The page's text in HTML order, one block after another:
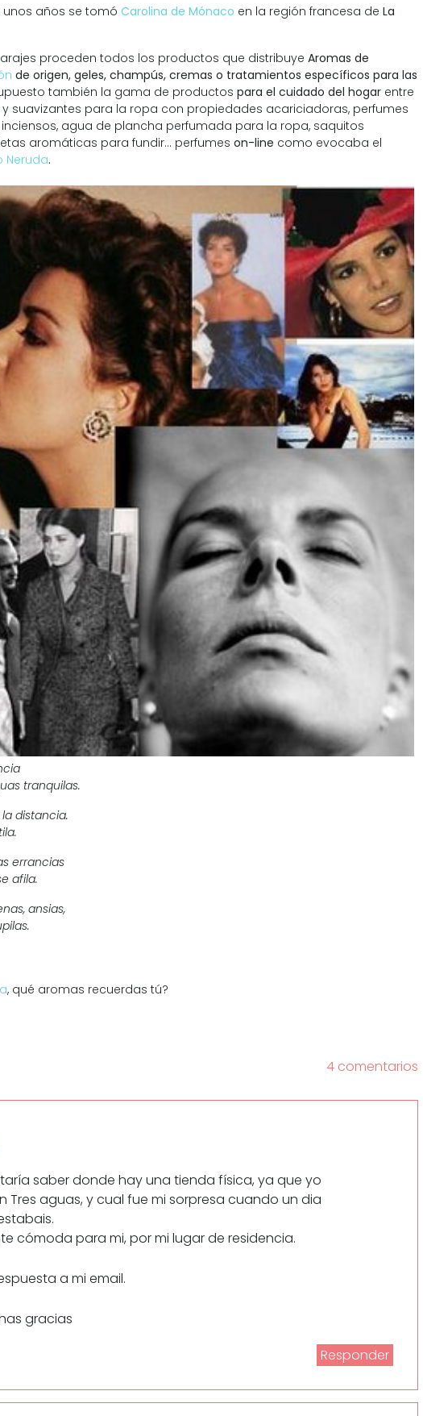
unos años se tomó Carolina de Mónaco en la región francesa de La
proceden todos los productos que distribuye Aromas de
de origen, geles, champús, cremas o tratamientos específicos para las
también la gama de productos para el cuidado del hogar entre
suavizantes para la ropa con propiedades acariciadoras, perfumes
agua de plancha perfumada para la ropa, saquitos
aromáticas para fundir… perfumes on-line como evocaba el
Neruda.
tranquilas.
distancia.
errancias
afila.
ansias,
, qué aromas recuerdas tú?
4 comentarios
saber donde hay una tienda física, ya que yo
Tres aguas, y cual fue mi sorpresa cuando un dia
cómoda para mi, por mi lugar de residencia.
a mi email.
gracias
Responder
Nike
del
apostando por la cosmética
del bienestar